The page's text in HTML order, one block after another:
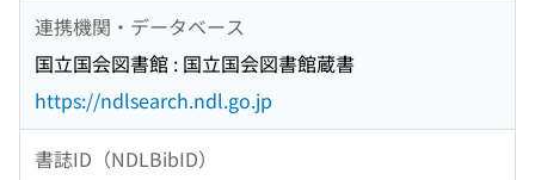
連携機関・データベース
国立国会図書館 : 国立国会図書館蔵書
https://ndlsearch.ndl.go.jp
書誌ID（NDLBibID）